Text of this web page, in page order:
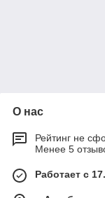
О нас
Рейтинг не
Менее 5
Работает с